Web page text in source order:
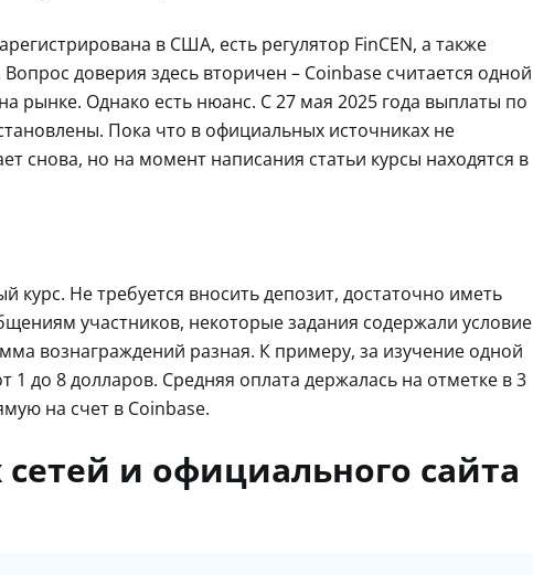
в США, есть регулятор FinCEN, а также
доверия здесь вторичен – Coinbase считается одной
рынке. Однако есть нюанс. С 27 мая 2025 года выплаты по
Пока что в официальных источниках не
снова, но на момент написания статьи курсы находятся в
курс. Не требуется вносить депозит, достаточно иметь
участников, некоторые задания содержали условие
вознаграждений разная. К примеру, за изучение одной
1 до 8 долларов. Средняя оплата держалась на отметке в 3
на счет в Coinbase.
и официального сайта